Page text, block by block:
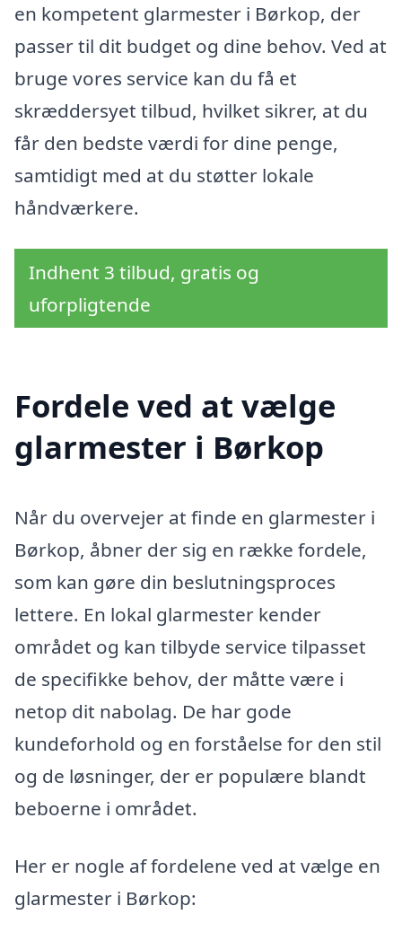
en kompetent glarmester i Børkop, der
passer til dit budget og dine behov. Ved at
bruge vores service kan du få et
skræddersyet tilbud, hvilket sikrer, at du
får den bedste værdi for dine penge,
samtidigt med at du støtter lokale
håndværkere.
Indhent 3 tilbud, gratis og
uforpligtende
Fordele ved at vælge
glarmester i Børkop
Når du overvejer at finde en glarmester i
Børkop, åbner der sig en række fordele,
som kan gøre din beslutningsproces
lettere. En lokal glarmester kender
området og kan tilbyde service tilpasset
de specifikke behov, der måtte være i
netop dit nabolag. De har gode
kundeforhold og en forståelse for den stil
og de løsninger, der er populære blandt
beboerne i området.
Her er nogle af fordelene ved at vælge en
glarmester i Børkop: